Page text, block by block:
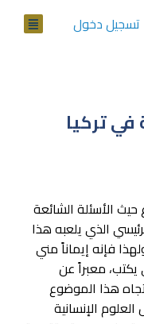
تسجيل دخول
تركيا
الأسئلة الشائعة
الذي يلعبه هذا
فإنه إيماناً مني
معبراً عن
هذا الموضوع
الإنسانية